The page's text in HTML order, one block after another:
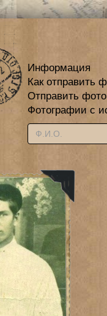
Информация
Как отправить
Отправить
Фотографии с